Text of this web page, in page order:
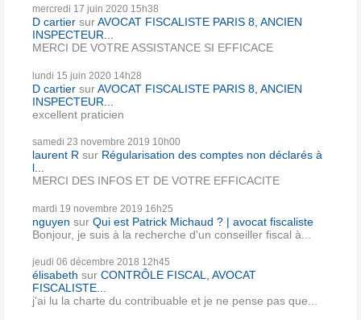
mercredi 17 juin 2020 15h38
D cartier surAVOCAT FISCALISTE PARIS 8, ANCIEN
INSPECTEUR...
MERCI DE VOTRE ASSISTANCE SI EFFICACE
lundi 15 juin 2020 14h28
D cartier surAVOCAT FISCALISTE PARIS 8, ANCIEN
INSPECTEUR...
excellent praticien
samedi 23 novembre 2019 10h00
laurent R sur Régularisation des comptes non déclarés à
l...
MERCI DES INFOS ET DE VOTRE EFFICACITE
mardi 19 novembre 2019 16h25
nguyen sur Qui est Patrick Michaud ? | avocat fiscaliste
Bonjour, je suis à la recherche d'un conseiller fiscal à...
jeudi 06 décembre 2018 12h45
élisabeth sur CONTRÔLE FISCAL, AVOCAT
FISCALISTE...
j'ai lu la charte du contribuable et je ne pense pas que...